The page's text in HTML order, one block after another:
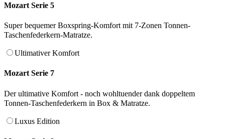
Mozart Serie 5
Super bequemer Boxspring-Komfort mit 7-Zonen Tonnen-
Taschenfederkern-Matratze.
Ultimativer Komfort
Mozart Serie 7
Der ultimative Komfort - noch wohltuender dank doppeltem
Tonnen-Taschenfederkern in Box & Matratze.
Luxus Edition